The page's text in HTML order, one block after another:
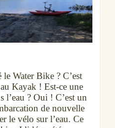
le Water Bike ? C’est
Kayak ! Est-ce une
l’eau ? Oui ! C’est un
de nouvelle
le vélo sur l’eau. Ce